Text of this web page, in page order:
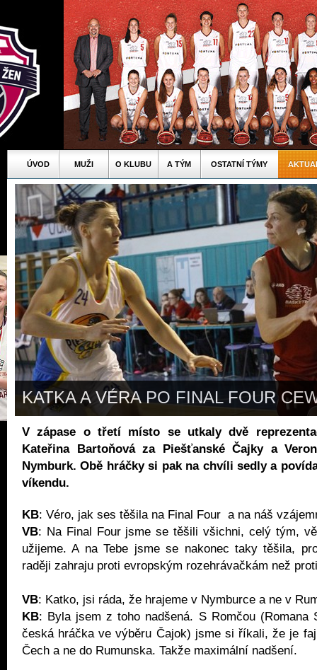
ÚVOD MUŽI O KLUBU A TÝM OSTATNÍ TÝMY
KATKA A VÉRA PO FINAL FOUR
V zápase o třetí místo se utkaly dvě
Kateřina Bartoňová za Piešťanské Čajky a
Nymburk. Obě hráčky si pak na chvíli sedly a
víkendu.
KB: Véro, jak ses těšila na Final Four a na náš
VB: Na Final Four jsme se těšili všichni, celý tým,
užijeme. A na Tebe jsme se nakonec taky těšila,
raději zahraju proti evropským rozehrávačkám než
VB: Katko, jsi ráda, že hrajeme v Nymburce a ne v
KB: Byla jsem z toho nadšená. S Romčou (Romana
česká hráčka ve výběru Čajok) jsme si říkali, že je
Čech a ne do Rumunska. Takže maximální nadšení.